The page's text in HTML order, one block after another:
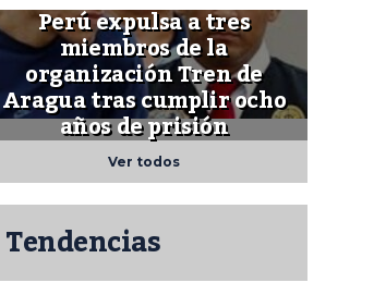
Perú expulsa a tres
miembros de la
organización Tren de
Aragua tras cumplir ocho
años de prisión
Ver todos
Tendencias